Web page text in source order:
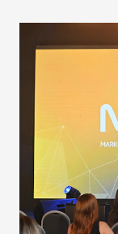
população
públicos e
epidemia
aumento de
de uma
contaminação
secretário.
contaminação
população e ao